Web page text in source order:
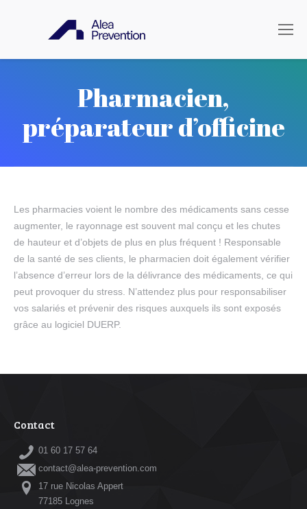
Pharmacien,
préparateur d’officine
Les pharmacies voient le nombre des médicaments sans cesse
augmenter, le rayonnage est souvent mal conçu et les chutes
de hauteur et d’objets de plus en plus fréquent ! Responsable
de la santé de ses clients, le pharmacien doit également vérifier
l’absence d’erreur lors de la délivrance des médicaments, ce qui
peut provoquer du stress. N’attendez plus pour responsabiliser
vos salariés et prévenir des risques auxquels ils sont exposés
grâce au logiciel DUERP.
Contact
01 60 17 57 64
contact@alea-prevention.com
17 rue Nicolas Appert
77185 Lognes